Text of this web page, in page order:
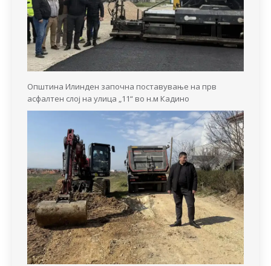
Општина Илинден започна поставување на прв
асфалтен слој на улица „11“ во н.м Кадино